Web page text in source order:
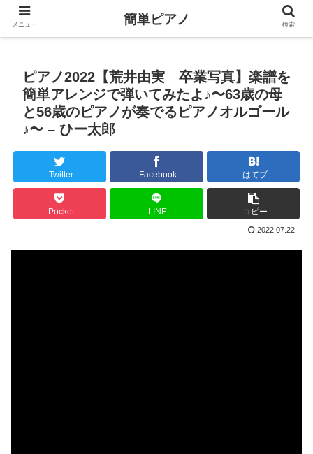
ピアノ2022【荒井由実 卒業写真】楽譜を
簡単アレンジで弾いてみたよ♪〜63歳の母
と56歳のピアノが奏でるピアノオルゴール
♪〜 – ひー太郎
Twitter Facebook はてブ
Pocket LINE コピー
2022.07.22
メニュー 簡単ピアノ 検索